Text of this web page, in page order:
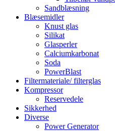
Sandblæsning
Blæsemidler
Knust glas
Silikat
Glasperler
Calciumkarbonat
Soda
PowerBlast
Filtermateriale/ filterglas
Kompressor
Reservedele
Sikkerhed
Diverse
Power Generator